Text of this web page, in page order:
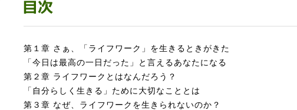
第１章 さぁ、「ライフワーク」を生きるときがきた
「今日は最高の一日だった」と言えるあなたになる
第２章 ライフワークとはなんだろう？
「自分らしく生きる」ために大切なこととは
第３章 なぜ、ライフワークを生きられないのか？